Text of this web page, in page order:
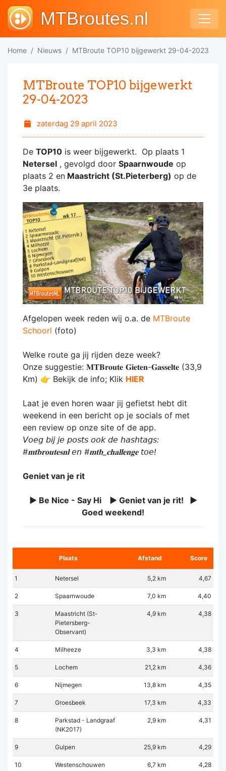
MTBroutes.nl
Home Nieuws MTBroute TOP10 bijgewerkt 29-04-2023
MTBroute TOP10 bijgewerkt
29-04-2023
zaterdag 29 april 2023
De TOP10 is weer bijgewerkt. Op plaats 1
Netersel , gevolgd door Spaarnwoude op
plaats 2 en Maastricht (St.Pieterberg) op de
3e plaats.
Afgelopen week reden wij o.a. de MTBroute
Schoorl (foto)
Welke route ga jij rijden deze week?
Onze suggestie: 𝐌𝐓𝐁𝐫𝐨𝐮𝐭𝐞 𝐆𝐢𝐞𝐭𝐞𝐧-𝐆𝐚𝐬𝐬𝐞𝐥𝐭𝐞 (33,9
Km) 👉 Bekijk de info; Klik HIER
Laat je even horen waar jij gefietst hebt dit
weekend in een bericht op je socials of met
een review op onze site of de app.
𝘝𝘰𝘦𝘨 𝘣𝘪𝘫 𝘫𝘦 𝘱𝘰𝘴𝘵𝘴 𝘰𝘰𝘬 𝘥𝘦 𝘩𝘢𝘴𝘩𝘵𝘢𝘨𝘴:
#𝐦𝐭𝐛𝐫𝐨𝐮𝐭𝐞𝐬𝐧𝐥 𝘦𝘯 #𝐦𝐭𝐛_𝐜𝐡𝐚𝐥𝐥𝐞𝐧𝐠𝐞 𝘵𝘰𝘦!
Geniet van je rit
► Be Nice - Say Hi ► Geniet van je rit! ►
Goed weekend!
Plaats Afstand Score
1 Netersel 5,2 km 4,67
2 Spaarnwoude 7,0 km 4,40
3
Maastricht (St-
Pietersberg-
Observant)
4,9 km 4,38
4 Milheeze 3,3 km 4,38
5 Lochem 21,2 km 4,36
6 Nijmegen 13,8 km 4,35
7 Groesbeek 17,3 km 4,33
8
Parkstad - Landgraaf
(NK2017)
2,9 km 4,31
9 Gulpen 25,9 km 4,29
10 Westenschouwen 6,7 km 4,28